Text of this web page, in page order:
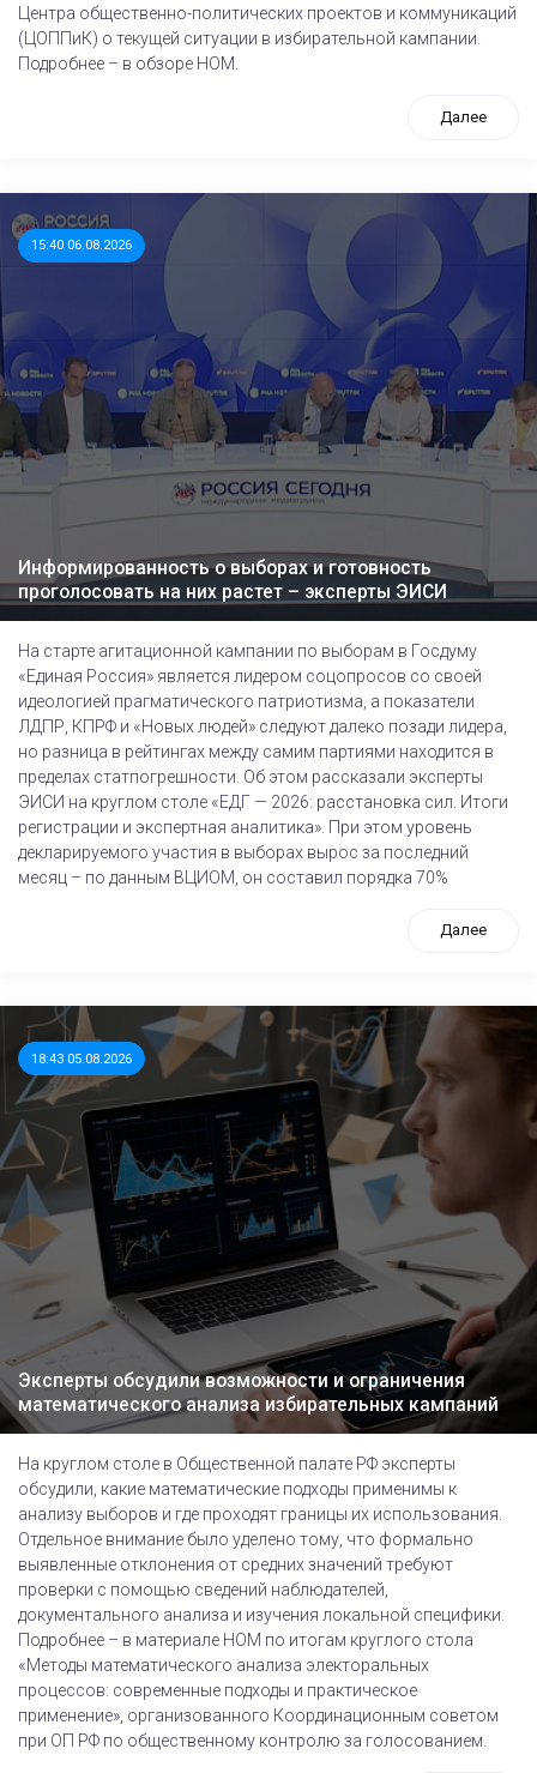
Центра общественно-политических проектов и коммуникаций
(ЦОППиК) о текущей ситуации в избирательной кампании.
Подробнее – в обзоре НОМ.
Далее
15:40 06.08.2026
Информированность о выборах и готовность
проголосовать на них растет – эксперты ЭИСИ
На старте агитационной кампании по выборам в Госдуму
«Единая Россия» является лидером соцопросов со своей
идеологией прагматического патриотизма, а показатели
ЛДПР, КПРФ и «Новых людей» следуют далеко позади лидера,
но разница в рейтингах между самим партиями находится в
пределах статпогрешности. Об этом рассказали эксперты
ЭИСИ на круглом столе «ЕДГ — 2026: расстановка сил. Итоги
регистрации и экспертная аналитика». При этом уровень
декларируемого участия в выборах вырос за последний
месяц – по данным ВЦИОМ, он составил порядка 70%
Далее
18:43 05.08.2026
Эксперты обсудили возможности и ограничения
математического анализа избирательных кампаний
На круглом столе в Общественной палате РФ эксперты
обсудили, какие математические подходы применимы к
анализу выборов и где проходят границы их использования.
Отдельное внимание было уделено тому, что формально
выявленные отклонения от средних значений требуют
проверки с помощью сведений наблюдателей,
документального анализа и изучения локальной специфики.
Подробнее – в материале НОМ по итогам круглого стола
«Методы математического анализа электоральных
процессов: современные подходы и практическое
применение», организованного Координационным советом
при ОП РФ по общественному контролю за голосованием.